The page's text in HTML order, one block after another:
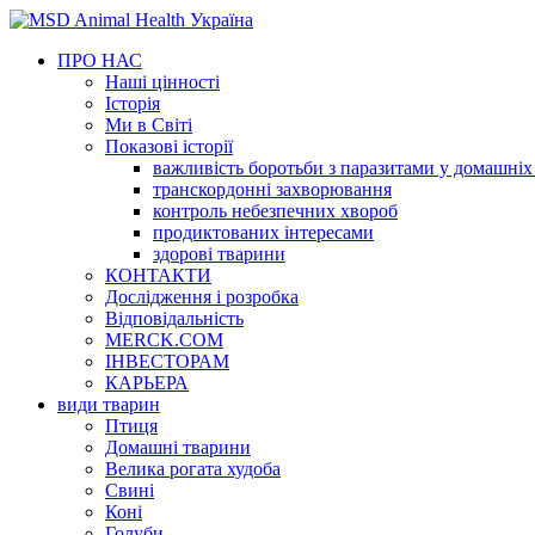
ПРО НАС
Наші цінності
Iсторія
Ми в Світі
Показові історії
важливість боротьби з паразитами у
транскордонні захворювання
контроль небезпечних хвороб
продиктованих інтересами
здорові тварини
КОНТАКТИ
Дослідження і розробка
Відповідальність
MERCK.COM
ІНВЕСТОРАМ
КАРЬЕРА
види тварин
Птиця
Домашні тварини
Велика рогата худоба
Свині
Коні